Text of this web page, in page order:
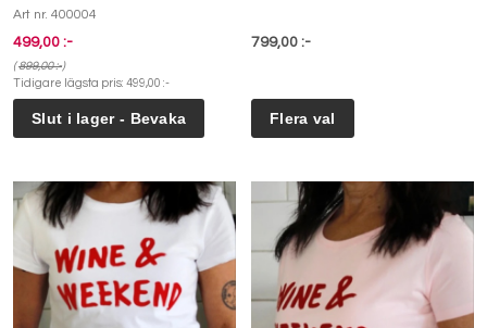
Art nr. 400004
499,00 :-
(899,00 :-)
Tidigare lägsta pris: 499,00 :-
799,00 :-